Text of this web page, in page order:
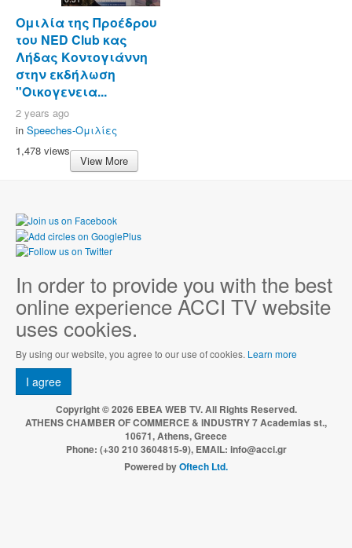
Ομιλία της Προέδρου
του NED Club κας
Λήδας Κοντογιάννη
στην εκδήλωση
"Οικογενεια...
2 years ago
in Speeches-Ομιλίες
1,478 views
View More
In order to provide you with the best
online experience ACCI TV website
uses cookies.
By using our website, you agree to our use of cookies. Learn more
I agree
Copyright © 2026 EBEA WEB TV. All Rights Reserved.
ATHENS CHAMBER OF COMMERCE & INDUSTRY 7 Academias st.,
10671, Athens, Greece
Phone: (+30 210 3604815-9), EMAIL: info@acci.gr
Powered byOftech Ltd.